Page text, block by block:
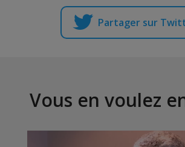
Partager sur
Vous en voulez